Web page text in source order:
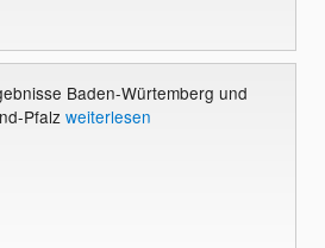
Baden-Würtemberg und
Pfalz weiterlesen